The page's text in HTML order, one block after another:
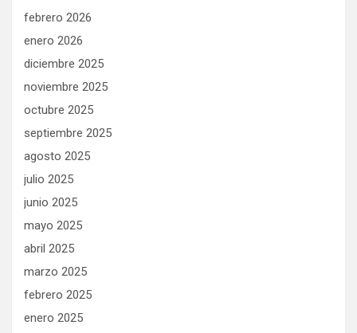
febrero 2026
enero 2026
diciembre 2025
noviembre 2025
octubre 2025
septiembre 2025
agosto 2025
julio 2025
junio 2025
mayo 2025
abril 2025
marzo 2025
febrero 2025
enero 2025